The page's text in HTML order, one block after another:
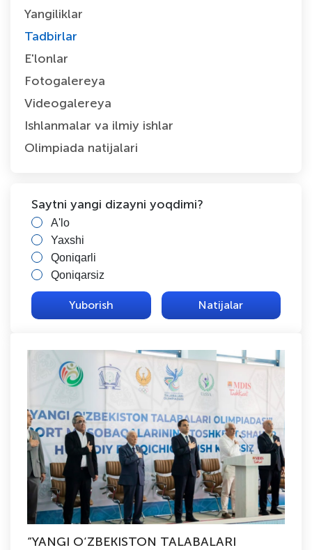
Yangiliklar
Tadbirlar
E'lonlar
Fotogalereya
Videogalereya
Ishlanmalar va ilmiy ishlar
Olimpiada natijalari
Saytni yangi dizayni yoqdimi?
A'lo
Yaxshi
Qoniqarli
Qoniqarsiz
Natijalar
“YANGI O‘ZBEKISTON TALABALARI